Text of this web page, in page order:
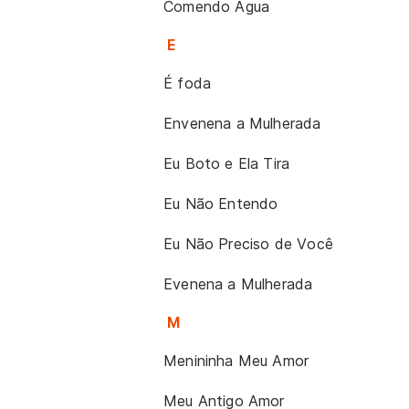
Comendo Água
E
É foda
Envenena a Mulherada
Eu Boto e Ela Tira
Eu Não Entendo
Eu Não Preciso de Você
Evenena a Mulherada
M
Menininha Meu Amor
Meu Antigo Amor